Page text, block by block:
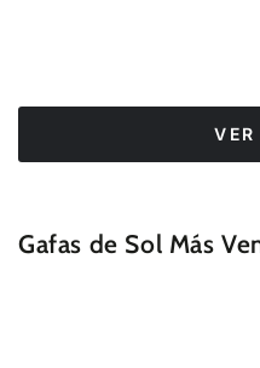
Gafas de Sol Más